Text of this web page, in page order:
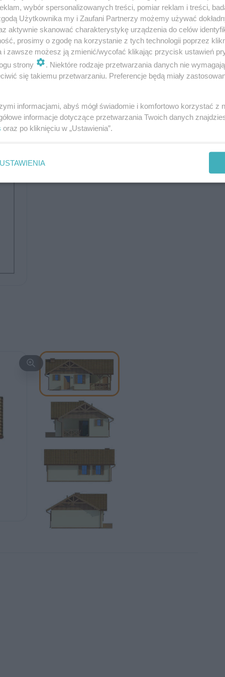
8 taras (11,28)
W nawiasach podano powierzchnie
pomieszczenia netto
wybór spersonalizowanych treści, pomiar reklam i treści,
Użytkownika my i Zaufani Partnerzy możemy używać
aktywnie skanować charakterystykę urządzenia do celów
prosimy o zgodę na korzystanie z tych technologii poprzez
i zawsze możesz ją zmienić/wycofać klikając przycisk ustawień
strony
. Niektóre rodzaje przetwarzania danych nie
się takiemu przetwarzaniu. Preferencje będą miały
informacjami, abyś mógł świadomie i komfortowo korzystać z
informacje dotyczące przetwarzania Twoich danych
oraz po kliknięciu w „Ustawienia”.
USTAWIENIA